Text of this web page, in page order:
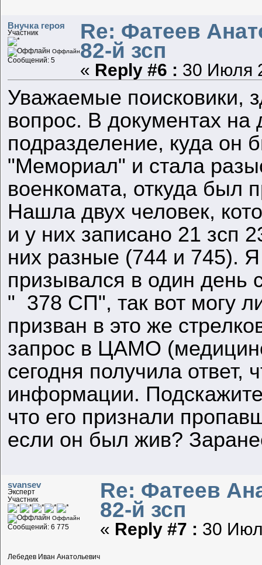
Внучка героя
Участник
Оффлайн
Сообщений: 5
Re: Фатеев
82-й зсп
« Reply #6 : 30 Июля
Уважаемые поисковики,
вопрос. В документах на
подразделение, куда он
"Мемориал" и стала
военкомата, откуда был
Нашла двух человек,
и у них записано 21 зсп
них разные (744 и 745).
призывался в один день
" 378 СП", так вот могу
призван в это же
запрос в ЦАМО
сегодня получила ответ,
информации.
что его признали
если он был жив?
svansev
Эксперт
Участник
Оффлайн
Сообщений: 6 775
Лебедев Иван Анатольевич
Re: Фатеев
82-й зсп
« Reply #7 : 30